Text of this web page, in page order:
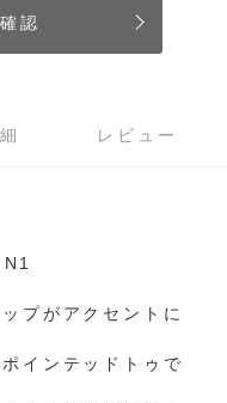
認
レビュー
プがアクセントに
インテッドトゥで